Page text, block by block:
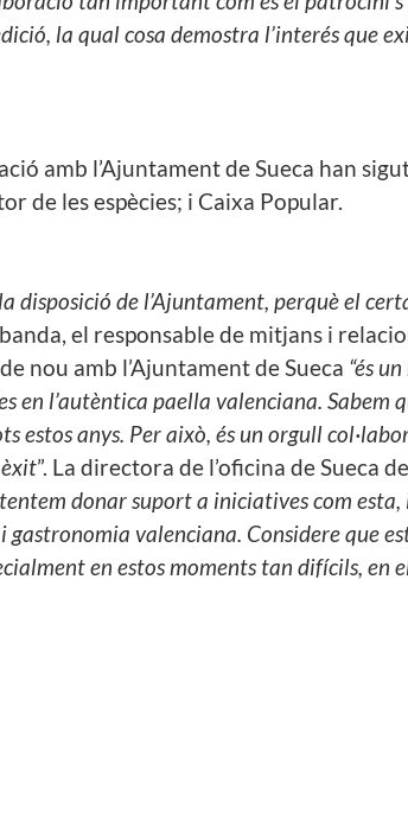
la qual cosa demostra l’interés que
amb l’Ajuntament de Sueca han
de les espècies; i Caixa Popular.
disposició de l’Ajuntament, perquè el
el responsable de mitjans i
nou amb l’Ajuntament de Sueca “és
l’autèntica paella valenciana. Sabem
estos anys. Per això, és un orgull
èxit”. La directora de l’oficina de Sueca
donar suport a iniciatives com esta,
valenciana. Considere que
en estos moments tan difícils, en